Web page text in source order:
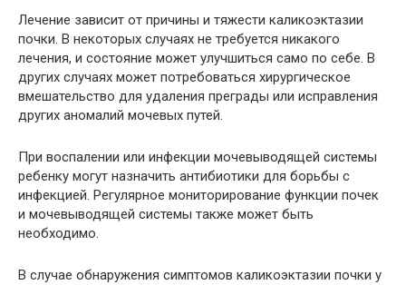
Лечение зависит от причины и тяжести каликоэктазии
почки. В некоторых случаях не требуется никакого
лечения, и состояние может улучшиться само по себе. В
других случаях может потребоваться хирургическое
вмешательство для удаления преграды или исправления
других аномалий мочевых путей.
При воспалении или инфекции мочевыводящей системы
ребенку могут назначить антибиотики для борьбы с
инфекцией. Регулярное мониторирование функции почек
и мочевыводящей системы также может быть
необходимо.
В случае обнаружения симптомов каликоэктазии почки у